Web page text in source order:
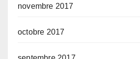
novembre 2017
octobre 2017